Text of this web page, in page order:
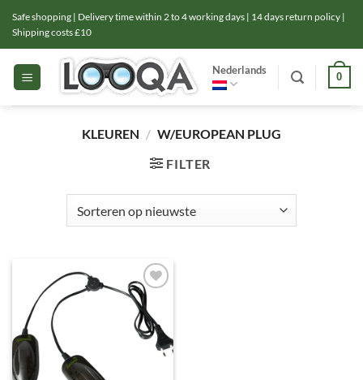
naar
inhoud
Safe shopping | Delivery time within 2 to 4 working days | 14 days return policy |
Shipping costs £10
Nederlands
0
KLEUREN / W/EUROPEAN PLUG
FILTER
Toevoegen
aan
verlanglijst